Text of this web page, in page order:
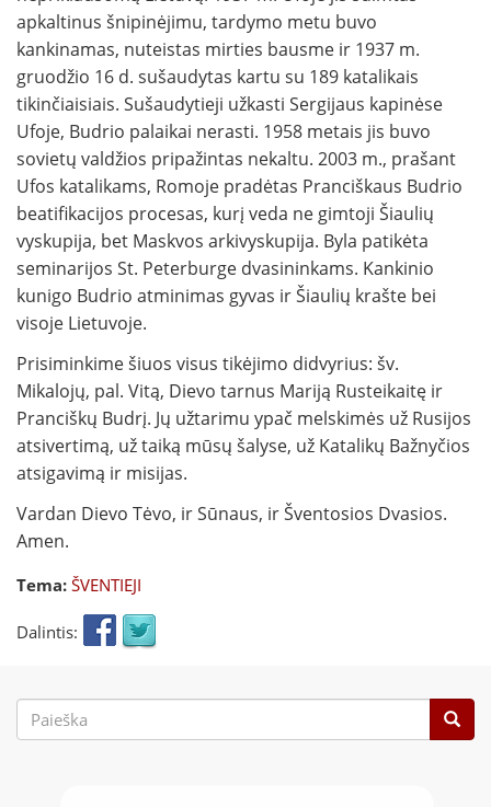
apkaltinus šnipinėjimu, tardymo metu buvo
kankinamas, nuteistas mirties bausme ir 1937 m.
gruodžio 16 d. sušaudytas kartu su 189 katalikais
tikinčiaisiais. Sušaudytieji užkasti Sergijaus kapinėse
Ufoje, Budrio palaikai nerasti. 1958 metais jis buvo
sovietų valdžios pripažintas nekaltu. 2003 m., prašant
Ufos katalikams, Romoje pradėtas Pranciškaus Budrio
beatifikacijos procesas, kurį veda ne gimtoji Šiaulių
vyskupija, bet Maskvos arkivyskupija. Byla patikėta
seminarijos St. Peterburge dvasininkams. Kankinio
kunigo Budrio atminimas gyvas ir Šiaulių krašte bei
visoje Lietuvoje.
Prisiminkime šiuos visus tikėjimo didvyrius: šv.
Mikalojų, pal. Vitą, Dievo tarnus Mariją Rusteikaitę ir
Pranciškų Budrį. Jų užtarimu ypač melskimės už Rusijos
atsivertimą, už taiką mūsų šalyse, už Katalikų Bažnyčios
atsigavimą ir misijas.
Vardan Dievo Tėvo, ir Sūnaus, ir Šventosios Dvasios.
Amen.
Tema: ŠVENTIEJI
Dalintis:
Paieškos